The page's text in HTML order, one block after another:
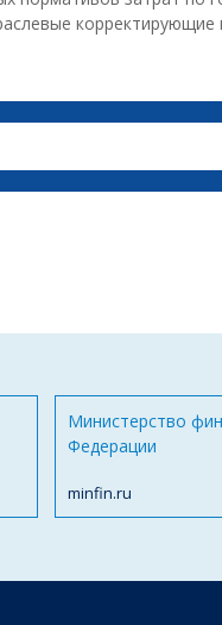
Министерство
Федерации
minfin.ru